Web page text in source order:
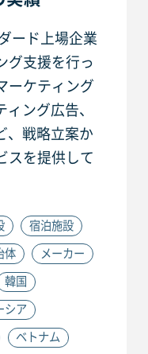
ード上場企業
グ支援を行っ
ーケティング
ング広告、
、戦略立案か
スを提供して
宿泊施設
体 メーカー
韓国
シア
ベトナム